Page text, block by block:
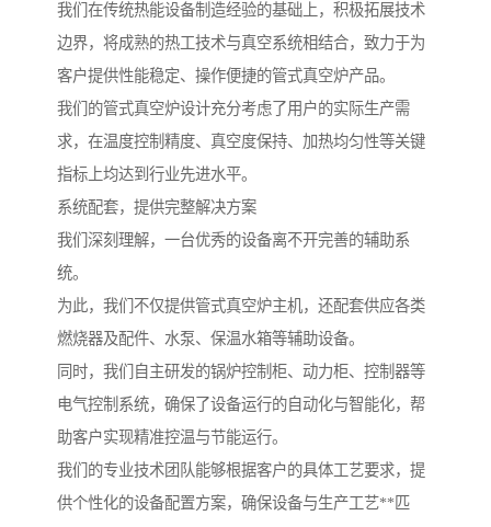
我们在传统热能设备制造经验的基础上，积极拓展技术
边界，将成熟的热工技术与真空系统相结合，致力于为
客户提供性能稳定、操作便捷的管式真空炉产品。
我们的管式真空炉设计充分考虑了用户的实际生产需
求，在温度控制精度、真空度保持、加热均匀性等关键
指标上均达到行业先进水平。
系统配套，提供完整解决方案
我们深刻理解，一台优秀的设备离不开完善的辅助系
统。
为此，我们不仅提供管式真空炉主机，还配套供应各类
燃烧器及配件、水泵、保温水箱等辅助设备。
同时，我们自主研发的锅炉控制柜、动力柜、控制器等
电气控制系统，确保了设备运行的自动化与智能化，帮
助客户实现精准控温与节能运行。
我们的专业技术团队能够根据客户的具体工艺要求，提
供个性化的设备配置方案，确保设备与生产工艺**匹